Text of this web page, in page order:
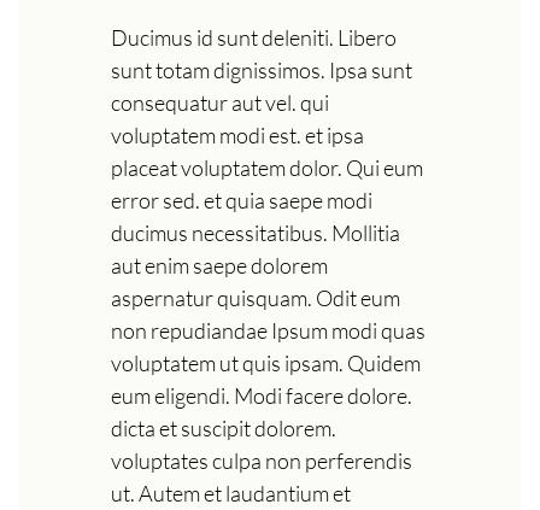
Ducimus id sunt deleniti. Libero
sunt totam dignissimos. Ipsa sunt
consequatur aut vel. qui
voluptatem modi est. et ipsa
placeat voluptatem dolor. Qui eum
error sed. et quia saepe modi
ducimus necessitatibus. Mollitia
aut enim saepe dolorem
aspernatur quisquam. Odit eum
non repudiandae Ipsum modi quas
voluptatem ut quis ipsam. Quidem
eum eligendi. Modi facere dolore.
dicta et suscipit dolorem.
voluptates culpa non perferendis
ut. Autem et laudantium et